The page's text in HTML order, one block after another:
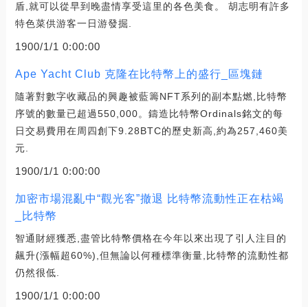
盾,就可以從早到晚盡情享受這里的各色美食。 胡志明有許多
特色菜供游客一日游發掘.
1900/1/1 0:00:00
Ape Yacht Club 克隆在比特幣上的盛行_區塊鏈
隨著對數字收藏品的興趣被藍籌NFT系列的副本點燃,比特幣
序號的數量已超過550,000。鑄造比特幣Ordinals銘文的每
日交易費用在周四創下9.28BTC的歷史新高,約為257,460美
元.
1900/1/1 0:00:00
加密市場混亂中“觀光客”撤退 比特幣流動性正在枯竭
_比特幣
智通財經獲悉,盡管比特幣價格在今年以來出現了引人注目的
飆升(漲幅超60%),但無論以何種標準衡量,比特幣的流動性都
仍然很低.
1900/1/1 0:00:00